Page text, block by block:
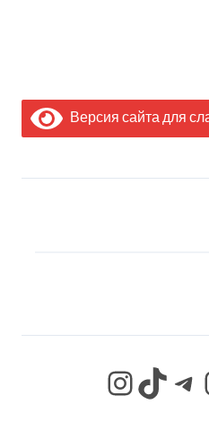
Версия сайта для
InstagramTikTok Telegram